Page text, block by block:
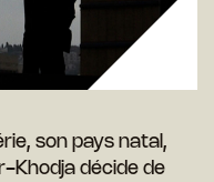
son pays natal,
Khodja décide de